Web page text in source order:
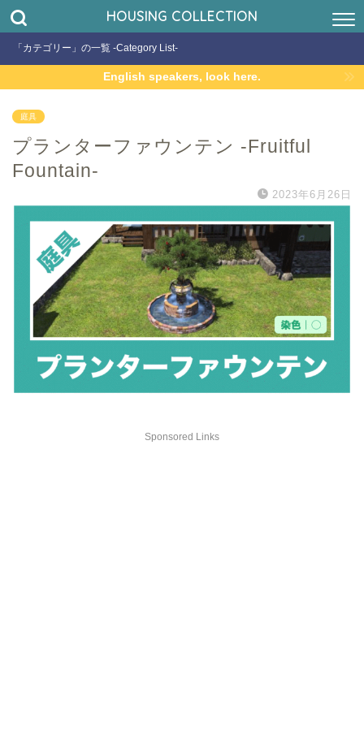
HOUSING COLLECTION
「カテゴリー」の一覧 -Category List-
English speakers, look here.
庭具
プランターファウンテン -Fruitful
Fountain-
2023年6月26日
Sponsored Links